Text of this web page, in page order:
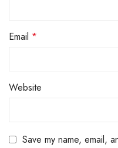
Email *
Website
Save my name, email,